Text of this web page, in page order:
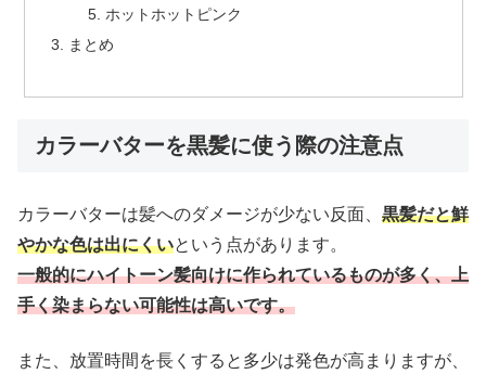
ホットホットピンク
まとめ
カラーバターを黒髪に使う際の注意点
カラーバターは髪へのダメージが少ない反面、 黒髪だと鮮
やかな色は出にくいという点があります。
一般的にハイトーン髪向けに作られているものが多く、上
手く染まらない可能性は高いです。
また、放置時間を長くすると多少は発色が高まりますが、